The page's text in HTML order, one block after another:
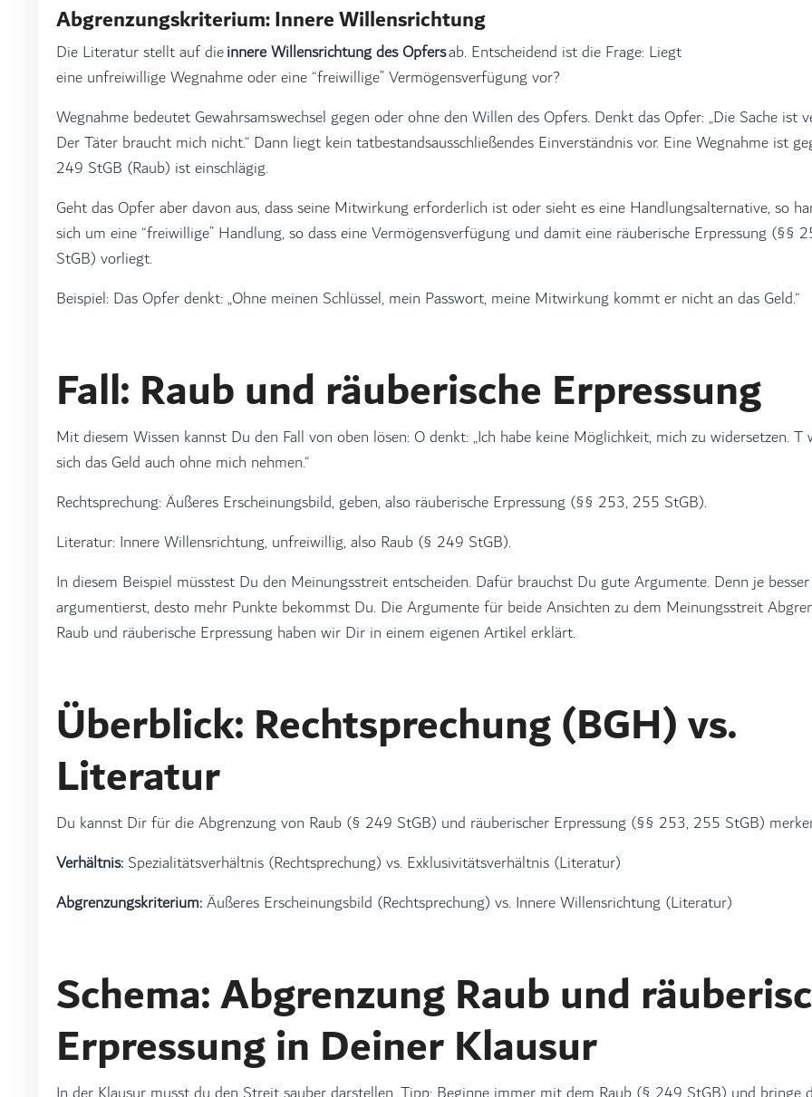
Abgrenzungskriterium: Innere Willensrichtung
Die Literatur stellt auf dieinnere Willensrichtung des Opfersab. Entscheidend ist die Frage: Liegt
eine unfreiwillige Wegnahme oder eine “freiwillige” Vermögensverfügung vor?
Wegnahme bedeutet Gewahrsamswechsel gegen oder ohne den Willen des Opfers. Denkt das Opfer: „Die Sache ist
Der Täter braucht mich nicht.“ Dann liegt kein tatbestandsausschließendes Einverständnis vor. Eine Wegnahme ist
249 StGB (Raub) ist einschlägig.
Geht das Opfer aber davon aus, dass seine Mitwirkung erforderlich ist oder sieht es eine Handlungsalternative, so
sich um eine “freiwillige” Handlung, so dass eine Vermögensverfügung und damit eine räuberische Erpressung (§§
StGB) vorliegt.
Beispiel: Das Opfer denkt: „Ohne meinen Schlüssel, mein Passwort, meine Mitwirkung kommt er nicht an das Geld.“
Fall: Raub und räuberische Erpressung
Mit diesem Wissen kannst Du den Fall von oben lösen: O denkt: „Ich habe keine Möglichkeit, mich zu widersetzen. T
sich das Geld auch ohne mich nehmen.“
Rechtsprechung: Äußeres Erscheinungsbild, geben, also räuberische Erpressung (§§ 253, 255 StGB).
Literatur: Innere Willensrichtung, unfreiwillig, also Raub (§ 249 StGB).
In diesem Beispiel müsstest Du den Meinungsstreit entscheiden. Dafür brauchst Du gute Argumente. Denn je
argumentierst, desto mehr Punkte bekommst Du. Die Argumente für beide Ansichten zu dem Meinungsstreit
Raub und räuberische Erpressung haben wir Dir in einem eigenen Artikel erklärt.
Überblick: Rechtsprechung (BGH) vs.
Literatur
Du kannst Dir für die Abgrenzung von Raub (§ 249 StGB) und räuberischer Erpressung (§§ 253, 255 StGB)
Verhältnis: Spezialitätsverhältnis (Rechtsprechung) vs. Exklusivitätsverhältnis (Literatur)
Abgrenzungskriterium:Äußeres Erscheinungsbild (Rechtsprechung) vs. Innere Willensrichtung (Literatur)
Schema: Abgrenzung Raub und
Erpressung in Deiner Klausur